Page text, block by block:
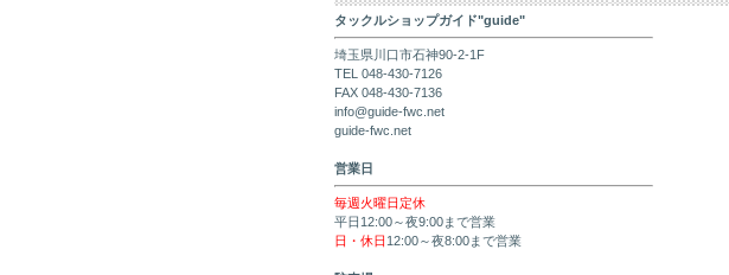
タックルショップガイド"guide"
埼玉県川口市石神90-2-1F
TEL 048-430-7126
FAX 048-430-7136
info@guide-fwc.net
guide-fwc.net
営業日
毎週火曜日定休
平日12:00～夜9:00まで営業
日・休日 12:00～夜8:00まで営業